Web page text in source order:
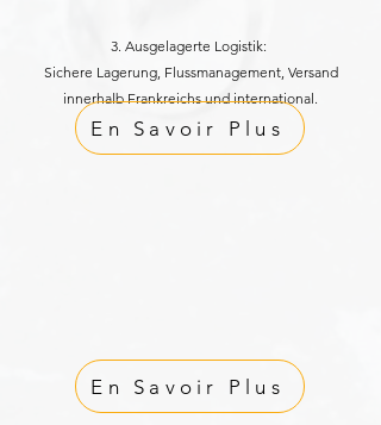
3. Ausgelagerte Logistik:
Sichere Lagerung, Flussmanagement, Versand
innerhalb Frankreichs und international.
En Savoir Plus
En Savoir Plus